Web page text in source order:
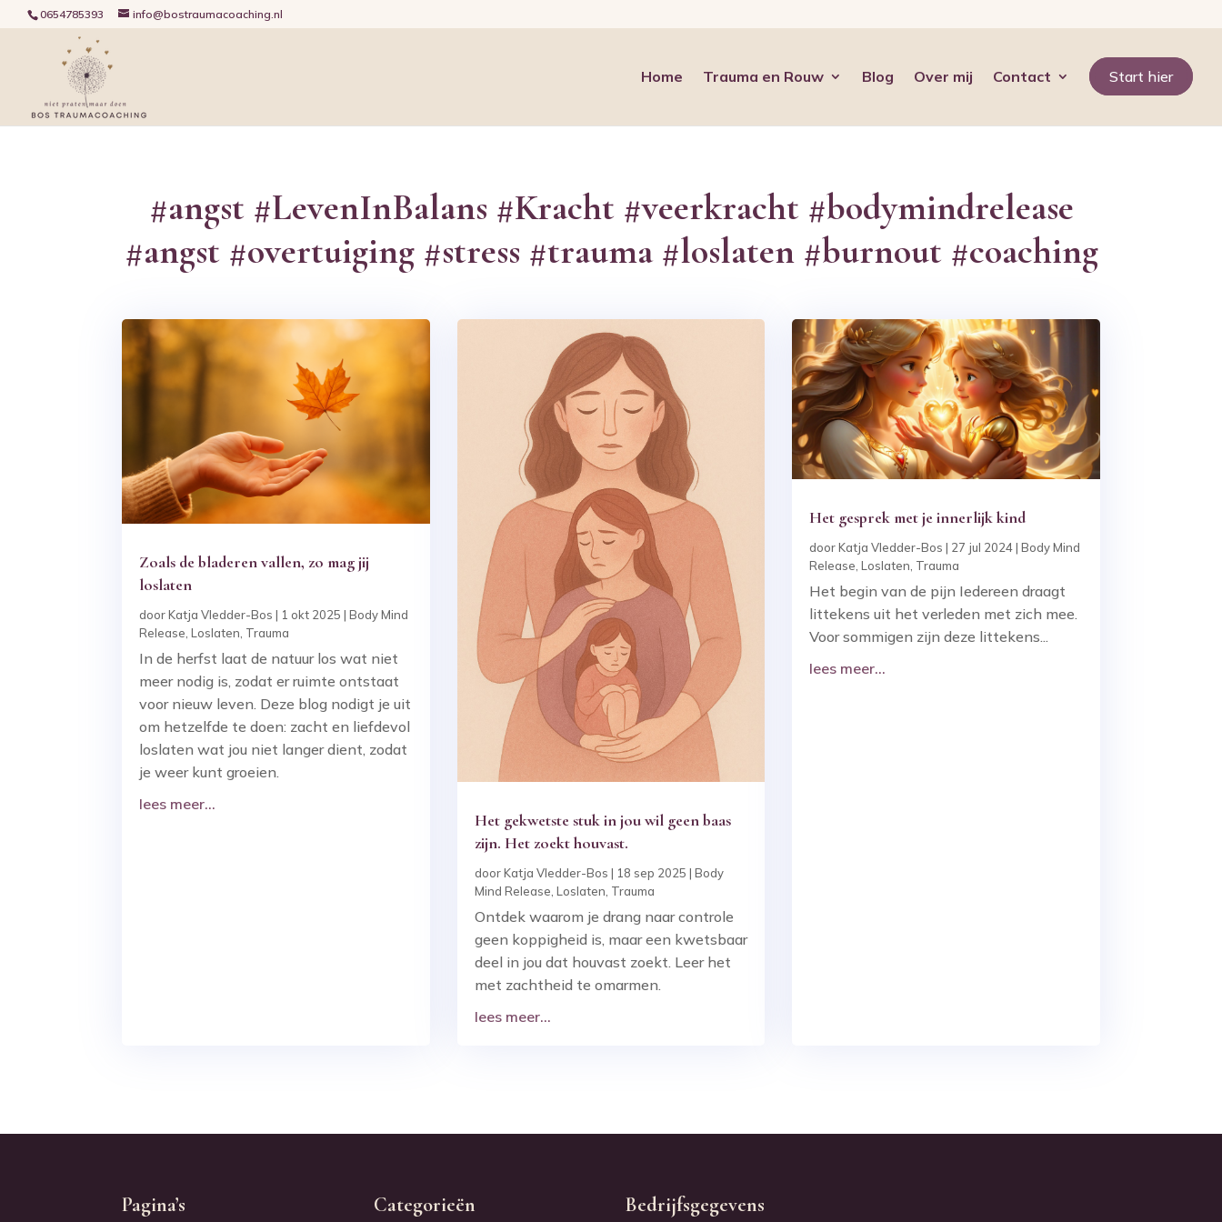
0654785393 info@bostraumacoaching.nl
Home Trauma en Rouw Blog Over mij Contact Start hier
#angst #LevenInBalans #Kracht #veerkracht #bodymindrelease
#angst #overtuiging #stress #trauma #loslaten #burnout #coaching
Zoals de bladeren vallen, zo mag jij
loslaten
doorKatja Vledder-Bos | 1 okt 2025 |Body Mind
Release,Loslaten, Trauma
In de herfst laat de natuur los wat niet
meer nodig is, zodat er ruimte ontstaat
voor nieuw leven. Deze blog nodigt je uit
om hetzelfde te doen: zacht en liefdevol
loslaten wat jou niet langer dient, zodat
je weer kunt groeien.
lees meer...
Het gekwetste stuk in jou wil geen baas
zijn. Het zoekt houvast.
doorKatja Vledder-Bos | 18 sep 2025 | Body
Mind Release Loslaten Trauma
Ontdek waarom je drang naar controle
geen koppigheid is, maar een kwetsbaar
deel in jou dat houvast zoekt. Leer het
met zachtheid te omarmen.
lees meer...
Het gesprek met je innerlijk kind
doorKatja Vledder-Bos | 27 jul 2024|Body Mind
Release ,Loslaten Trauma
Het begin van de pijn Iedereen draagt
littekens uit het verleden met zich mee.
Voor sommigen zijn deze littekens...
lees meer...
Pagina’s Categorieën Bedrijfsgegevens